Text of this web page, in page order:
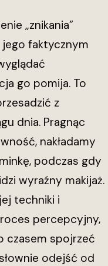
„znikania”
jego faktycznym
go pomija. To
z
dnia. Pragnąc
nakładamy
podczas gdy
wyraźny makijaż.
techniki i
percepcyjny,
czasem spojrzeć
odejść od